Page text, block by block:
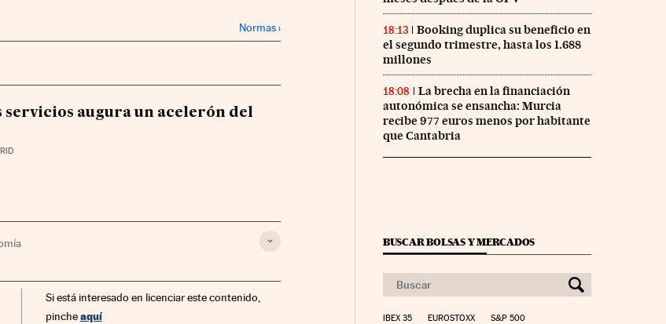
Normas›
servicios augura un acelerón del
Si está interesado en licenciar este contenido,
pincheaquí
18:13
Booking duplica su beneficio en
el segundo trimestre, hasta los 1.688
millones
18:08
La brecha en la financiación
autonómica se ensancha: Murcia
recibe 977 euros menos por habitante
que Cantabria
BUSCAR BOLSAS Y MERCADOS
IBEX 35 EUROSTOXX S&P 500